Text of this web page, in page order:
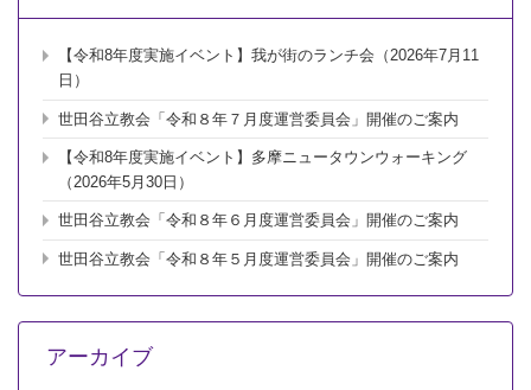
戦・
援」
年
8
月
16
開
催
報
告
は
【令和8年度実施イベント】我が街のランチ会（2026年7月11
日）
世田谷立教会「令和８年７月度運営委員会」開催のご案内
【令和8年度実施イベント】多摩ニュータウンウォーキング
（2026年5月30日）
世田谷立教会「令和８年６月度運営委員会」開催のご案内
世田谷立教会「令和８年５月度運営委員会」開催のご案内
アーカイブ